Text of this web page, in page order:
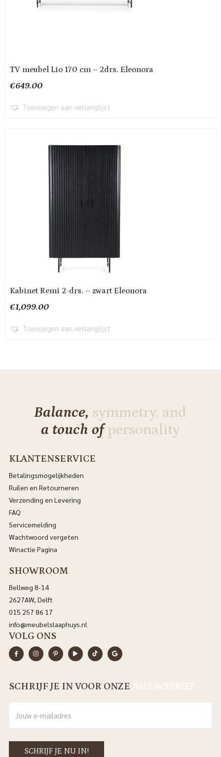
TV meubel Lio 170 cm – 2drs. Eleonora
€649.00
Toevoegen aan verlanglijst
Kabinet Remi 2-drs. – zwart Eleonora
€1,099.00
Toevoegen aan verlanglijst
Balance, symmetry, and
a touch ofpersonality
KLANTENSERVICE
Betalingsmogelijkheden
Ruilen en Retourneren
Verzending en Levering
FAQ
Servicemelding
Wachtwoord vergeten
Winactie Pagina
SHOWROOM
Bellweg 8-14
2627AW, Delft
015 257 86 17
info@meubelslaaphuys.nl
VOLG ONS
SCHRIJF JE IN VOOR ONZE NIEUWSBRIEF